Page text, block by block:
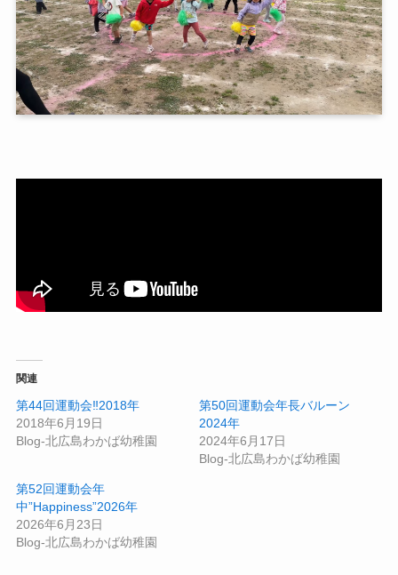
関連
第44回運動会‼2018年
2018年6月19日
Blog-北広島わかば幼稚園
第50回運動会年長バルーン
2024年
2024年6月17日
Blog-北広島わかば幼稚園
第52回運動会年
中”Happiness”2026年
2026年6月23日
Blog-北広島わかば幼稚園